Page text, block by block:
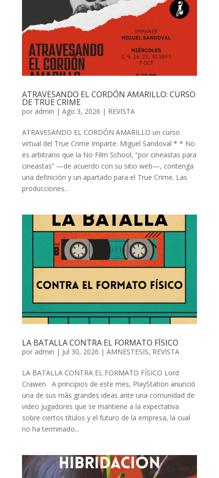
ATRAVESANDO EL CORDÓN AMARILLO: CURSO
DE TRUE CRIME
por admin | Ago 3, 2026 | REVISTA
ATRAVESANDO EL CORDÓN AMARILLO un curso
virtual del True Crime Imparte: Miguel Sandoval * * No
es arbitrario que la No Film School, “por cineastas para
cineastas” —de acuerdo con su sitio web—, contenga
una definición y un apartado para el True Crime. Las
producciones...
LA BATALLA CONTRA EL FORMATO FÍSICO
por admin | Jul 30, 2026 | AMNESTESIS, REVISTA
LA BATALLA CONTRA EL FORMATO FÍSICO Lord
Crawen A principios de este mes, PlayStation anunció
una de sus más grandes ideas ante una comunidad de
video jugadores que se mantiene a la expectativa
sobre ciertos títulos y el futuro de la empresa, la cual
no ha terminado...